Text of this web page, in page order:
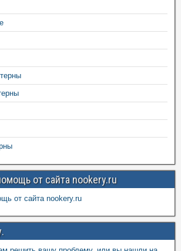
от сайта nookery.ru
от сайта nookery.ru